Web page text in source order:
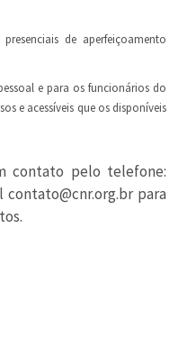
de aperfeiçoamento
e para os funcionários do
e acessíveis que os disponíveis
contato pelo telefone:
contato@cnr.org.brpara